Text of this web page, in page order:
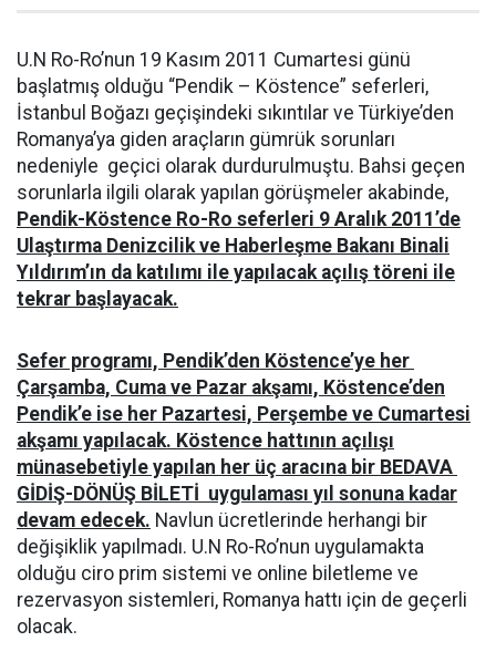
U.N Ro-Ro’nun 19 Kasım 2011 Cumartesi günü
başlatmış olduğu “Pendik – Köstence” seferleri,
İstanbul Boğazı geçişindeki sıkıntılar ve Türkiye’den
Romanya’ya giden araçların gümrük sorunları
nedeniyle geçici olarak durdurulmuştu. Bahsi geçen
sorunlarla ilgili olarak yapılan görüşmeler akabinde,
Pendik-Köstence Ro-Ro seferleri 9 Aralık 2011’de
Ulaştırma Denizcilik ve Haberleşme Bakanı Binali
Yıldırım’ın da katılımı ile yapılacak açılış töreni ile
tekrar başlayacak.
Sefer programı, Pendik’den Köstence’ye her
Çarşamba, Cuma ve Pazar akşamı, Köstence’den
Pendik’e ise her Pazartesi, Perşembe ve Cumartesi
akşamı yapılacak. Köstence hattının açılışı
münasebetiyle yapılan her üç aracına bir BEDAVA
GİDİŞ-DÖNÜŞ BİLETİ uygulaması yıl sonuna kadar
devam edecek. Navlun ücretlerinde herhangi bir
değişiklik yapılmadı. U.N Ro-Ro’nun uygulamakta
olduğu ciro prim sistemi ve online biletleme ve
rezervasyon sistemleri, Romanya hattı için de geçerli
olacak.